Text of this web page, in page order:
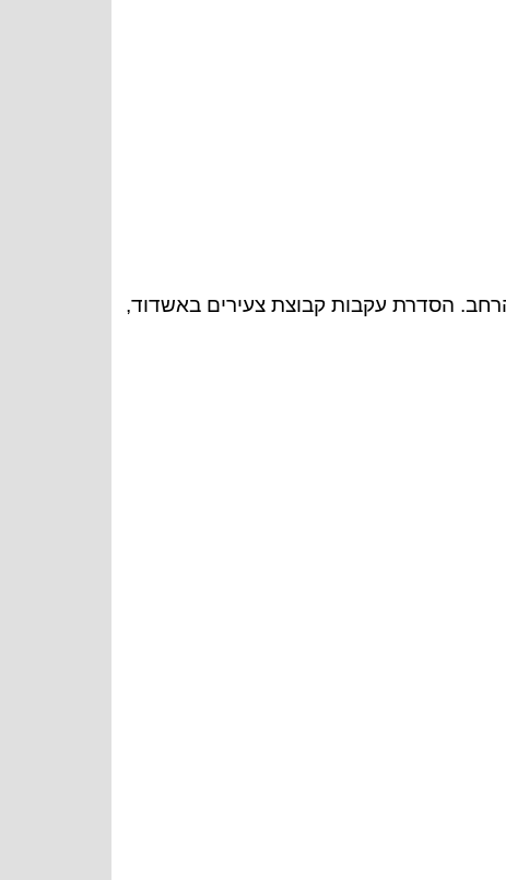
הסדרת עקבות קבוצת צעירים באשדוד,